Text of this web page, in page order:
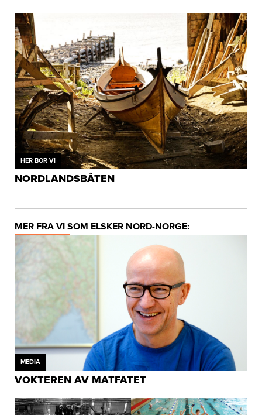
HER BOR VI
NORDLANDSBÅTEN
MER FRA VI SOM ELSKER NORD-NORGE:
MEDIA
VOKTEREN AV MATFATET